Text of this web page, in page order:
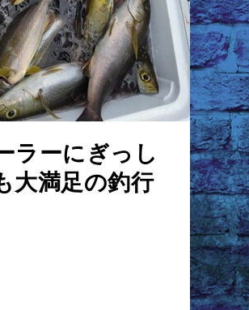
ラーにぎっし
大満足の釣行